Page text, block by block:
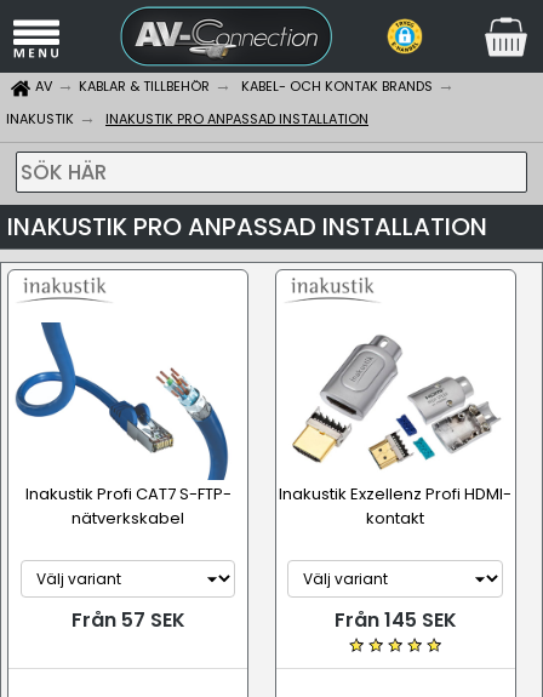
AV KABLAR & TILLBEHÖR
KABEL- OCH KONTAK BRANDS
INAKUSTIK
INAKUSTIK PRO ANPASSAD INSTALLATION
SÖK HÄR
INAKUSTIK PRO ANPASSAD INSTALLATION
Inakustik Profi CAT7 S-FTP-
nätverkskabel
Från 57 SEK
Inakustik Exzellenz Profi HDMI-
kontakt
Från 145 SEK